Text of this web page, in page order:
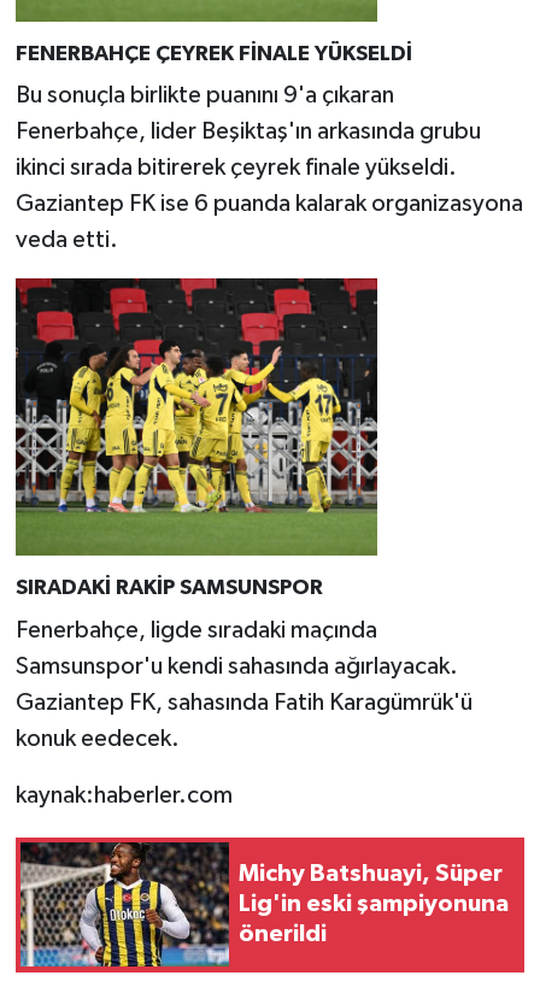
FENERBAHÇE ÇEYREK FİNALE YÜKSELDİ
Bu sonuçla birlikte puanını 9'a çıkaran
Fenerbahçe, lider Beşiktaş'ın arkasında grubu
ikinci sırada bitirerek çeyrek finale yükseldi.
Gaziantep FK ise 6 puanda kalarak organizasyona
veda etti.
SIRADAKİ RAKİP SAMSUNSPOR
Fenerbahçe, ligde sıradaki maçında
Samsunspor'u kendi sahasında ağırlayacak.
Gaziantep FK, sahasında Fatih Karagümrük'ü
konuk eedecek.
kaynak:haberler.com
Michy Batshuayi, Süper
Lig'in eski şampiyonuna
önerildi